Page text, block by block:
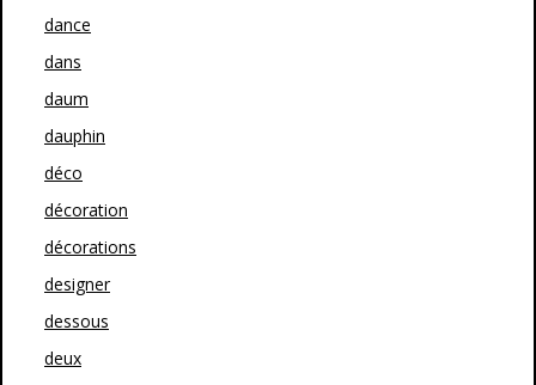
dance
dans
daum
dauphin
déco
décoration
décorations
designer
dessous
deux